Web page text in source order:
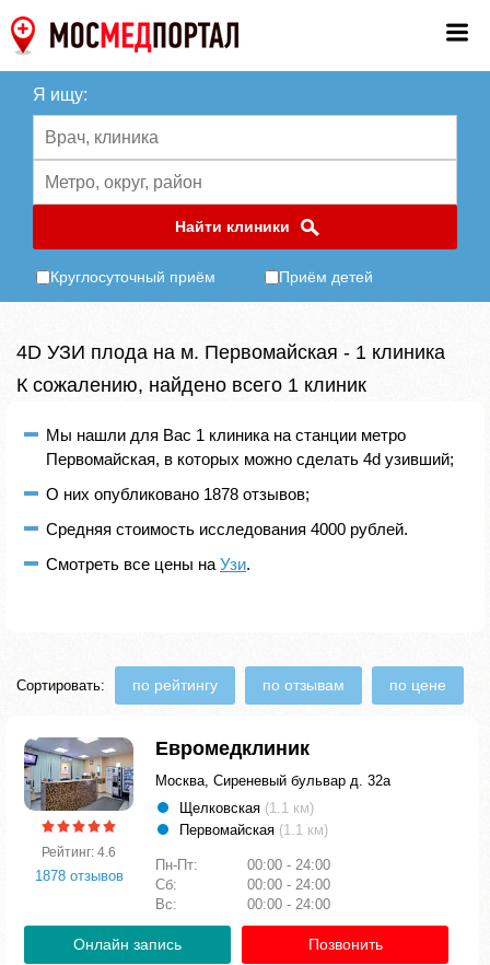
Я ищу:
Найти клиники
Круглосуточный приём Приём детей
4D УЗИ плода на м. Первомайская - 1 клиника
К сожалению, найдено всего 1 клиник
Мы нашли для Вас 1 клиника на станции метро
Первомайская, в которых можно сделать 4d узивший;
О них опубликовано 1878 отзывов;
Средняя стоимость исследования 4000 рублей.
Смотреть все цены на Узи.
Сортировать: по рейтингу по отзывам по цене
Рейтинг: 4.6
1878 отзывов
Евромедклиник
Москва, Сиреневый бульвар д. 32а
Щелковская (1.1 км)
Первомайская (1.1 км)
Пн-Пт:
00:00 - 24:00
Сб:
00:00 - 24:00
Вс:
00:00 - 24:00
Онлайн запись Позвонить